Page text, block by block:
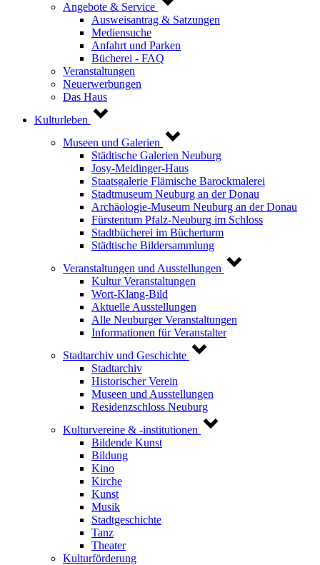
Angebote & Service
Ausweisantrag & Satzungen
Mediensuche
Anfahrt und Parken
Bücherei - FAQ
Veranstaltungen
Neuerwerbungen
Das Haus
Kulturleben
Museen und Galerien
Städtische Galerien Neuburg
Josy-Meidinger-Haus
Staatsgalerie Flämische Barockmalerei
Stadtmuseum Neuburg an der Donau
Archäologie-Museum Neuburg an der Donau
Fürstentum Pfalz-Neuburg im Schloss
Stadtbücherei im Bücherturm
Städtische Bildersammlung
Veranstaltungen und Ausstellungen
Kultur Veranstaltungen
Wort-Klang-Bild
Aktuelle Ausstellungen
Alle Neuburger Veranstaltungen
Informationen für Veranstalter
Stadtarchiv und Geschichte
Stadtarchiv
Historischer Verein
Museen und Ausstellungen
Residenzschloss Neuburg
Kulturvereine & -institutionen
Bildende Kunst
Bildung
Kino
Kirche
Kunst
Musik
Stadtgeschichte
Tanz
Theater
Kulturförderung